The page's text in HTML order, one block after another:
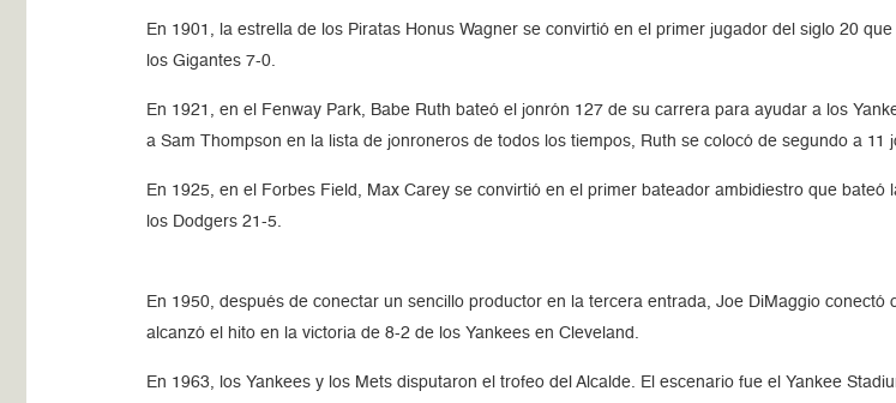
En 1901, la estrella de los Piratas Honus Wagner se convirtió en el primer jugador del siglo 20
los Gigantes 7-0.
En 1921, en el Fenway Park, Babe Ruth bateó el jonrón 127 de su carrera para ayudar a los
a Sam Thompson en la lista de jonroneros de todos los tiempos, Ruth se colocó de segundo a 11
En 1925, en el Forbes Field, Max Carey se convirtió en el primer bateador ambidiestro que
los Dodgers 21-5.
En 1950, después de conectar un sencillo productor en la tercera entrada, Joe DiMaggio
alcanzó el hito en la victoria de 8-2 de los Yankees en Cleveland.
En 1963, los Yankees y los Mets disputaron el trofeo del Alcalde. El escenario fue el Yankee